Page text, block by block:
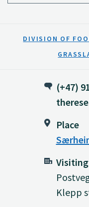
DIVISION OF
(+47)
Place
Klepp